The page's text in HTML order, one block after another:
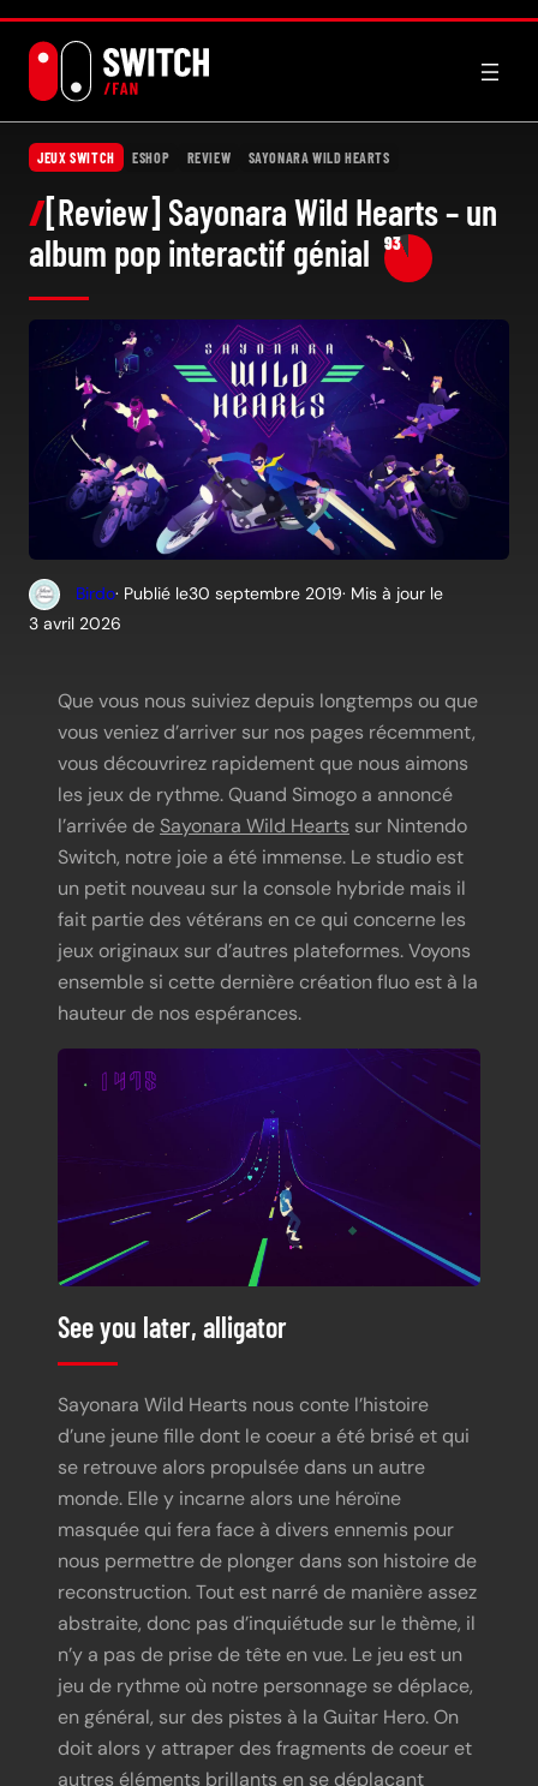
Aller
JEUX SWITCH
[Review] Sayonara Wild Hearts – un
album pop interactif génial
Birdo · Publié le 30 septembre 2019 · Mis à jour le
3 avril 2026
Que vous nous suiviez depuis longtemps ou que
vous veniez d’arriver sur nos pages récemment,
vous découvrirez rapidement que nous aimons
les jeux de rythme. Quand Simogo a annoncé
l’arrivée de Sayonara Wild Hearts sur Nintendo
Switch, notre joie a été immense. Le studio est
un petit nouveau sur la console hybride mais il
fait partie des vétérans en ce qui concerne les
jeux originaux sur d’autres plateformes. Voyons
ensemble si cette dernière création fluo est à la
hauteur de nos espérances.
See you later, alligator
Sayonara Wild Hearts nous conte l’histoire
d’une jeune fille dont le coeur a été brisé et qui
se retrouve alors propulsée dans un autre
monde. Elle y incarne alors une héroïne
masquée qui fera face à divers ennemis pour
nous permettre de plonger dans son histoire de
reconstruction. Tout est narré de manière assez
abstraite, donc pas d’inquiétude sur le thème, il
n’y a pas de prise de tête en vue. Le jeu est un
jeu de rythme où notre personnage se déplace,
en général, sur des pistes à la Guitar Hero. On
doit alors y attraper des fragments de coeur et
autres éléments brillants en se déplaçant